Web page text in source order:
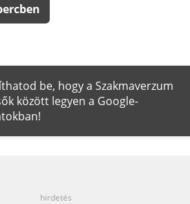
be, hogy a Szakmaverzum
között legyen a Google-
hirdetés